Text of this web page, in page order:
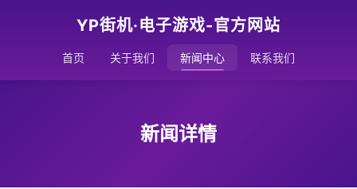
YP街机·电子游戏-官方网站
首页 关于我们 新闻中心 联系我们
新闻详情